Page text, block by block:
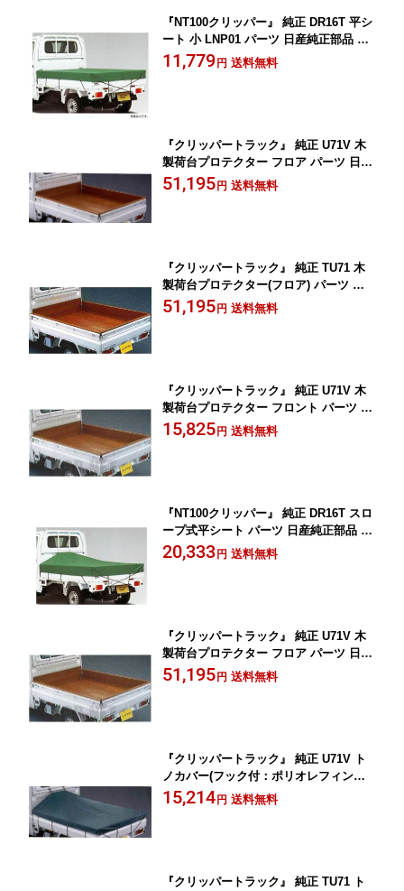
『NT100クリッパー』 純正 DR16T 平シ
ート 小 LNP01 パーツ 日産純正部品 荷
台シート オプション アクセサリー 用品
11,779 円 送料無料
『クリッパートラック』 純正 U71V 木
製荷台プロテクター フロア パーツ 日産
純正部品 CLIPPER オプション アクセ
サリー 用品
51,195 円 送料無料
『クリッパートラック』 純正 TU71 木
製荷台プロテクター(フロア) パーツ 日
産純正部品 CLIPPER オプション アク
セサリー 用品
51,195 円 送料無料
『クリッパートラック』 純正 U71V 木
製荷台プロテクター フロント パーツ 日
産純正部品 CLIPPER オプション アク
セサリー 用品
15,825 円 送料無料
『NT100クリッパー』 純正 DR16T スロ
ープ式平シート パーツ 日産純正部品 荷
台シート オプション アクセサリー 用品
20,333 円 送料無料
『クリッパートラック』 純正 U71V 木
製荷台プロテクター フロア パーツ 日産
純正部品 CLIPPER オプション アクセ
サリー 用品
51,195 円 送料無料
『クリッパートラック』 純正 U71V ト
ノカバー(フック付：ポリオレフィン
製） KMP00 パーツ 日産純正部品 荷室
トランク CLIPPER オプション アクセ
15,214 円 送料無料
『クリッパートラック』 純正 TU71 ト